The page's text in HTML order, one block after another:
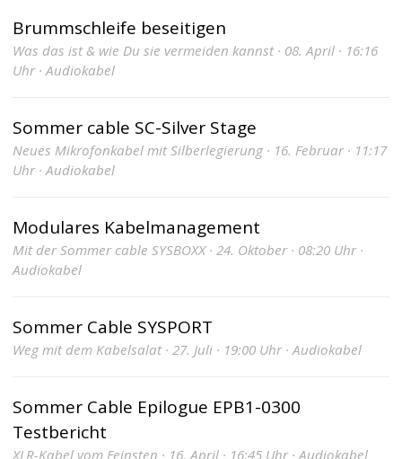
Brummschleife beseitigen
Was das ist & wie Du sie vermeiden kannst · 08. April · 16:16
Uhr · Audiokabel
Sommer cable SC-Silver Stage
Neues Mikrofonkabel mit Silberlegierung · 16. Februar · 11:17
Uhr · Audiokabel
Modulares Kabelmanagement
Mit der Sommer cable SYSBOXX · 24. Oktober · 08:20 Uhr ·
Audiokabel
Sommer Cable SYSPORT
Weg mit dem Kabelsalat · 27. Juli · 19:00 Uhr · Audiokabel
Sommer Cable Epilogue EPB1-0300
Testbericht
XLR-Kabel vom Feinsten · 16. April · 16:45 Uhr · Audiokabel